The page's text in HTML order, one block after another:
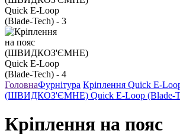
ГоловнаФурнітура Кріплення Quick E-
(ШВИДКОЗ'ЄМНЕ) Quick E-Loop (Blade-
Кріплення на пояс